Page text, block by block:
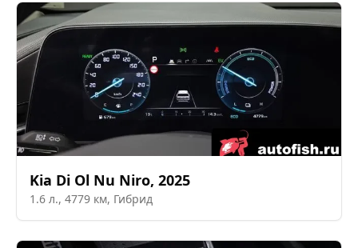
Kia Di Ol Nu Niro, 2025
1.6 л., 4779 км, Гибрид